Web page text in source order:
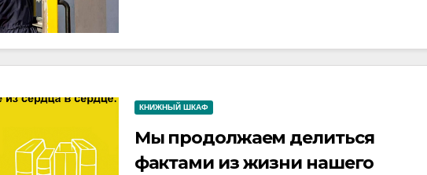
КНИЖНЫЙ ШКАФ
Мы продолжаем делиться
фактами из жизни нашего